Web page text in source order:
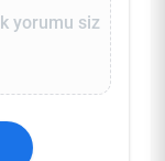
yorumu siz